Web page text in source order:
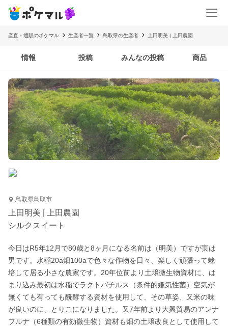
産直・通販のポケマル 生産者一覧 鳥取県の生産者 上田明美 | 上田農園
情報 投稿 みんなの投稿 商品
鳥取県鳥取市
上田明美 | 上田農園
シルクスイート
今日はR5年12月で80歳と8ヶ月になる名前は（明美）ですが実は
男です。水稲20a畑100aで色々な作物を日々、楽しく頑張って栽
培して居る小さな農家です。20年位前より土壌微生物資材に、は
まり込み最初は水稲でラクトバチルス（条件的嫌気性菌）空気が
無くても有っても醗酵する資材を使用して、その草姿、又米の味
が良いのに、とりこになりました。又7年前より大興貿易のアンナ
ブルナ（6種類の有効微生物）資材も畑の土壌改良として使用して